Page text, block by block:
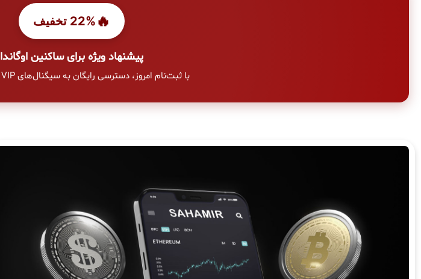
🔥 22% تخفیف
پیشنهاد ویژه برای ساکنین اوگاندا
با ثبت‌نام امروز، دسترسی رایگان به سیگنال‌های VIP دریافت کنید